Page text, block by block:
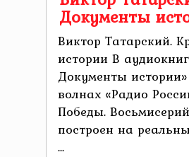
Документы
Виктор Татарский.
истории В
Документы
волнах «Радио
Победы.
построен на
...